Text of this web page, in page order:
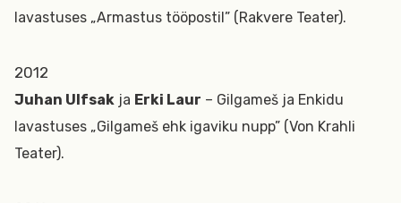
lavastuses „Armastus tööpostil” (Rakvere Teater).
2012
Juhan Ulfsak ja Erki Laur – Gilgameš ja Enkidu
lavastuses „Gilgameš ehk igaviku nupp” (Von Krahli
Teater).